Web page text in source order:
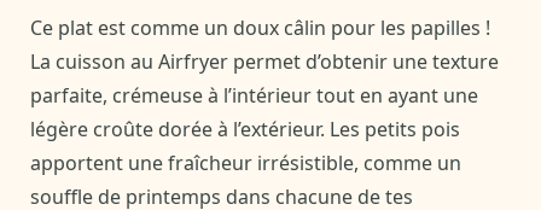
Ce plat est comme un doux câlin pour les papilles !
La cuisson au Airfryer permet d’obtenir une texture
parfaite, crémeuse à l’intérieur tout en ayant une
légère croûte dorée à l’extérieur. Les petits pois
apportent une fraîcheur irrésistible, comme un
souffle de printemps dans chacune de tes